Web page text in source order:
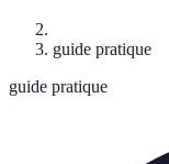
guide pratique
guide pratique